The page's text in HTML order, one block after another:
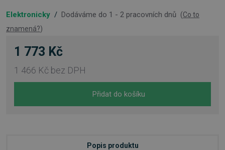
Elektronicky / Dodáváme do 1 - 2 pracovních dnů (Co to
znamená?)
1 773 Kč
1 466 Kč bez DPH
Přidat do košíku
Popis produktu